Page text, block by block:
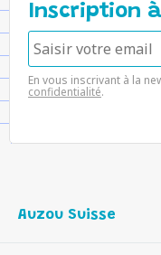
Inscription
En vous inscrivant à la
confidentialité.
Auzou Suisse